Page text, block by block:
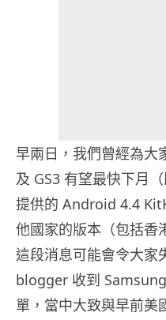
早兩日，我們曾經為
及 GS3 有望最快下月
提供的 Android 4.4
他國家的版本（包括香
這段消息可能會令大家
blogger 收到
單，當中大致與早前美